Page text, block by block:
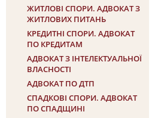
ЖИТЛОВІ СПОРИ. АДВОКАТ З
ЖИТЛОВИХ ПИТАНЬ
КРЕДИТНІ СПОРИ. АДВОКАТ
ПО КРЕДИТАМ
АДВОКАТ З ІНТЕЛЕКТУАЛЬНОЇ
ВЛАСНОСТІ
АДВОКАТ ПО ДТП
СПАДКОВІ СПОРИ. АДВОКАТ
ПО СПАДЩИНІ